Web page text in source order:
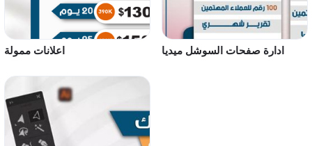
اعلانات ممولة ادارة صفحات السوشل ميديا